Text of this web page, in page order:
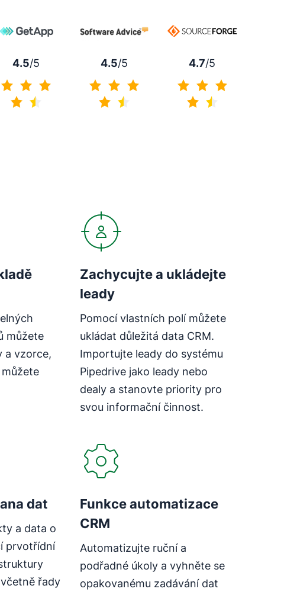
4.5/5
4.5 z 5
4.5/5
4.5 z 5
4.7/5
4.7 z 5
můžete
a vzorce,
Zachycujte a ukládejte
leady
Pomocí vlastních polí můžete
ukládat důležitá data CRM.
Importujte leady do systému
Pipedrive jako leady nebo
dealy a stanovte priority pro
svou informační činnost.
dat
a data o
prvotřídní
řady
Funkce automatizace
CRM
Automatizujte ruční a
podřadné úkoly a vyhněte se
opakovanému zadávání dat